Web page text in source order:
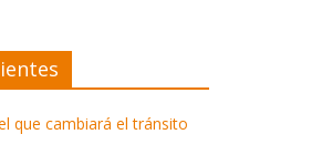
que cambiará el tránsito